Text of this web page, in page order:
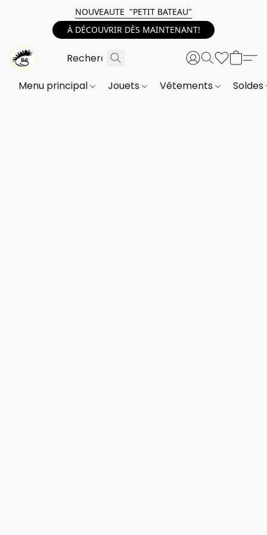
NOUVEAUTE "PETIT BATEAU"
À DÉCOUVRIR DÈS MAINTENANT!
Menu principal Jouets Vêtements Soldes